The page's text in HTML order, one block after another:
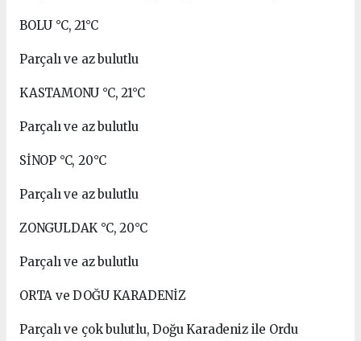
BOLU °C, 21°C
Parçalı ve az bulutlu
KASTAMONU °C, 21°C
Parçalı ve az bulutlu
SİNOP °C, 20°C
Parçalı ve az bulutlu
ZONGULDAK °C, 20°C
Parçalı ve az bulutlu
ORTA ve DOĞU KARADENİZ
Parçalı ve çok bulutlu, Doğu Karadeniz ile Ordu